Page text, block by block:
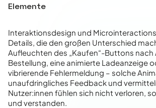
Elemente
Interaktionsdesign und
Details, die den großen Unterschied
Aufleuchten des „Kaufen“-Buttons nach
Bestellung, eine animierte Ladeanzeige
vibrierende Fehlermeldung – solche
unaufdringliches Feedback und
Nutzer:innen fühlen sich nicht verloren,
und verstanden.